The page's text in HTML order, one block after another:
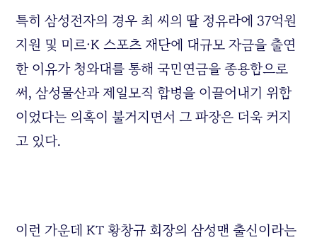
특히 삼성전자의 경우 최 씨의 딸 정유라에 37억원
지원 및 미르·K 스포츠 재단에 대규모 자금을 출연
한 이유가 청와대를 통해 국민연금을 종용함으로
써, 삼성물산과 제일모직 합병을 이끌어내기 위함
이었다는 의혹이 불거지면서 그 파장은 더욱 커지
고 있다.
이런 가운데 KT 황창규 회장의 삼성맨 출신이라는